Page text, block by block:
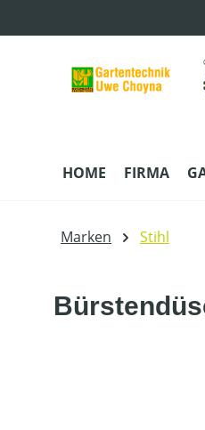
HOME FIRMA
Marken Stihl